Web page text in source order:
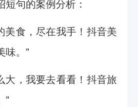
短句的案例分析：
美食，尽在我手！抖音美
味。”
大，我要去看看！抖音旅
”